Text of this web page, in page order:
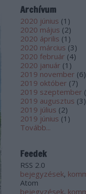
Archívum
2020 június (1 )
2020 május (2)
2020 április (1 )
2020 március (3)
2020 február (4)
2020 január (1 )
2019 november (6)
2019 október (7)
2019 szeptember (
2019 augusztus (3)
2019 július (2)
2019 június (1 )
Tovább...
Feedek
RSS 2.0
bejegyzések,
Atom
bejegyzések,